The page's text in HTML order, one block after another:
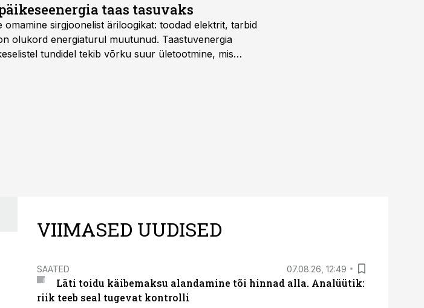
taas tasuvaks
omamine sirgjoonelist äriloogikat: toodad elektrit, tarbid
olukord energiaturul muutunud. Taastuvenergia
tundidel tekib võrku suur ületootmine, mis
VIIMASED UUDISED
SAATED 07.08.26, 12:49
Läti toidu käibemaksu alandamine tõi hinnad alla. Analüütik:
riik teeb seal tugevat kontrolli